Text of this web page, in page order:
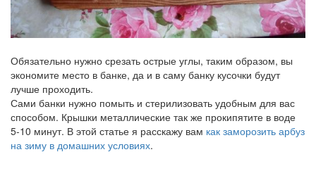
Обязательно нужно срезать острые углы, таким образом, вы
экономите место в банке, да и в саму банку кусочки будут
лучше проходить.
Сами банки нужно помыть и стерилизовать удобным для вас
способом. Крышки металлические так же прокипятите в воде
5-10 минут. В этой статье я расскажу вам как заморозить арбуз
на зиму в домашних условиях.